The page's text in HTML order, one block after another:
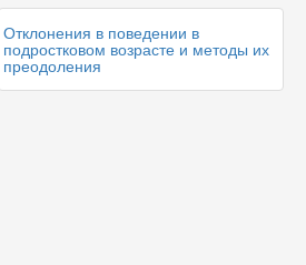
Отклонения в поведении в
подростковом возрасте и методы их
преодоления